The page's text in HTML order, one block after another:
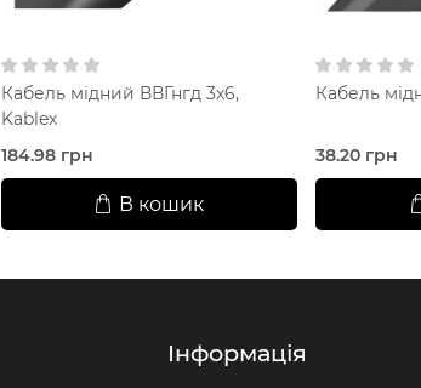
Кабель мідний ВВГнгд 3х6,
Kablex
184.98 грн
В кошик
Кабель
38.20 грн
Інформація